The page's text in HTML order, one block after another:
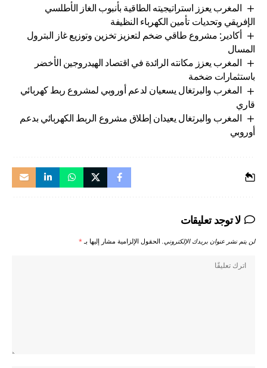
المغرب يعزز استراتيجيته الطاقية بأنبوب الغاز الأطلسي
الإفريقي وتحديات تأمين الكهرباء النظيفة
أكادير: مشروع طاقي ضخم لتعزيز تخزين وتوزيع غاز البترول
المسال
المغرب يعزز مكانته الرائدة في اقتصاد الهيدروجين الأخضر
باستثمارات ضخمة
المغرب والبرتغال يسعيان لدعم أوروبي لمشروع ربط كهربائي
قاري
المغرب والبرتغال يعيدان إطلاق مشروع الربط الكهربائي بدعم
أوروبي
لا توجد تعليقات
لن يتم نشر عنوان بريدك الإلكتروني. الحقول الإلزامية مشار إليها بـ*